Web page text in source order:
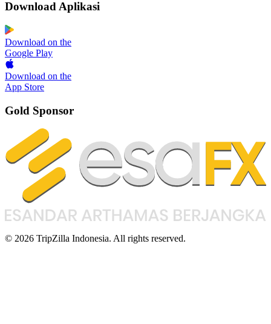
Download Aplikasi
Download on the
Google Play
Download on the
App Store
Gold Sponsor
© 2026 TripZilla Indonesia. All rights reserved.